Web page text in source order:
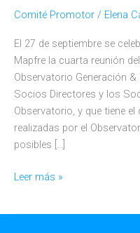
Comité Promotor / Elena
El 27 de septiembre se
Mapfre la cuarta reunión
Observatorio Generación
Socios Directores y los
Observatorio, y que tiene
realizadas por el
posibles […]
Reunión
Leer más »